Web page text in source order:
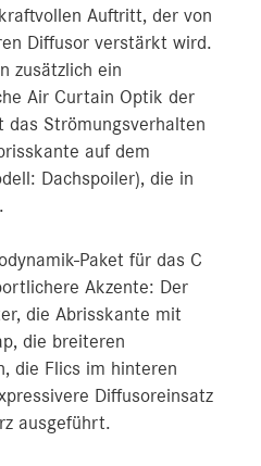
Auftritt, der von
Diffusor verstärkt wird.
zusätzlich ein
Air Curtain Optik der
das Strömungsverhalten
auf dem
Dachspoiler), die in
Paket für das C
Akzente: Der
die Abrisskante mit
die breiteren
die Flics im hinteren
Diffusoreinsatz
ausgeführt.